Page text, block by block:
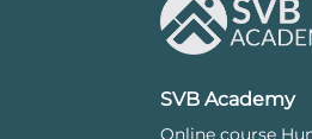
SVB Academy
Online course